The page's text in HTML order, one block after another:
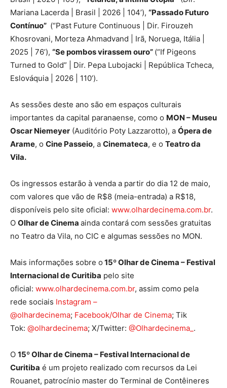
Mariana Lacerda | Brasil | 2026 | 104’), “Passado Futuro
Contínuo” (“Past Future Continuous | Dir. Firouzeh
Khosrovani, Morteza Ahmadvand | Irã, Noruega, Itália |
2025 | 76’), “Se pombos virassem ouro” (“If Pigeons
Turned to Gold” | Dir. Pepa Lubojacki | República Tcheca,
Eslováquia | 2026 | 110’).
As sessões deste ano são em espaços culturais
importantes da capital paranaense, como o MON – Museu
Oscar Niemeyer (Auditório Poty Lazzarotto), a Ópera de
Arame, o Cine Passeio, a Cinemateca, e o Teatro da
Vila.
Os ingressos estarão à venda a partir do dia 12 de maio,
com valores que vão de R$8 (meia-entrada) a R$18,
disponíveis pelo site oficial: www.olhardecinema.com.br.
O Olhar de Cinema ainda contará com sessões gratuitas
no Teatro da Vila, no CIC e algumas sessões no MON.
Mais informações sobre o 15º Olhar de Cinema – Festival
Internacional de Curitiba pelo site
oficial: www.olhardecinema.com.br, assim como pela
rede sociais Instagram –
@olhardecinema; Facebook/Olhar de Cinema; Tik
Tok: @olhardecinema; X/Twitter: @Olhardecinema_ .
O 15º Olhar de Cinema – Festival Internacional de
Curitiba é um projeto realizado com recursos da Lei
Rouanet, patrocínio master do Terminal de Contêineres